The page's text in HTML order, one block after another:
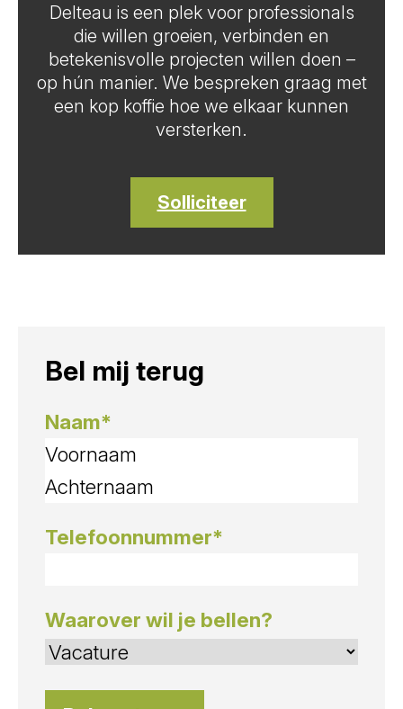
Bel mij terug
Naam*
Voornaam
Telefoonnummer*
Waarover wil je bellen?
Delteau is een plek voor professionals
die willen groeien, verbinden en
betekenisvolle projecten willen doen –
op hún manier. We bespreken graag met
een kop koffie hoe we elkaar kunnen
versterken.
Solliciteer